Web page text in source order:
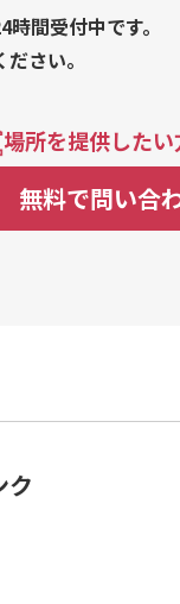
間受付中です。
さい。
場所を提供した
無料で問い合
ク